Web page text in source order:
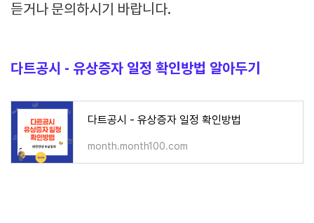
듣거나 문의하시기 바랍니다.
다트공시 - 유상증자 일정 확인방법 알아두기
다트공시 - 유상증자 일정 확인방법
month.month100.com